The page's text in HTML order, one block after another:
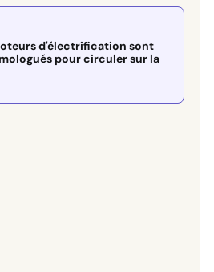
d'électrification sont
pour circuler sur la